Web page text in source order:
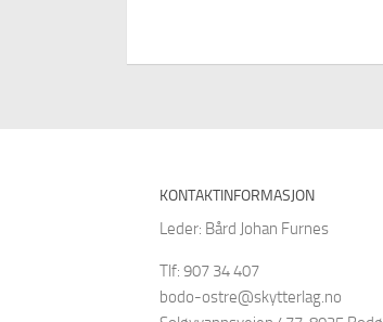
KONTAKTINFORMASJON
Leder: Bård Johan Furnes
Tlf: 907 34 407
bodo-ostre@skytterlag.no